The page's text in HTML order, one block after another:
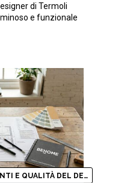
di Termoli
e funzionale
BENESSERE DEI DIPENDENTI E QUALITÀ DEL DESIGN